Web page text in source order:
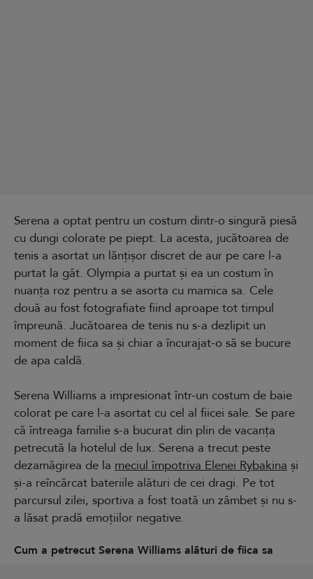
Serena a optat pentru un costum dintr-o singură piesă
cu dungi colorate pe piept. La acesta, jucătoarea de
tenis a asortat un lănțișor discret de aur pe care l-a
purtat la gât. Olympia a purtat și ea un costum în
nuanța roz pentru a se asorta cu mamica sa. Cele
două au fost fotografiate fiind aproape tot timpul
împreună. Jucătoarea de tenis nu s-a dezlipit un
moment de fiica sa și chiar a încurajat-o să se bucure
de apa caldă.
Serena Williams a impresionat într-un costum de baie
colorat pe care l-a asortat cu cel al fiicei sale. Se pare
că întreaga familie s-a bucurat din plin de vacanța
petrecută la hotelul de lux. Serena a trecut peste
dezamăgirea de la meciul împotriva Elenei Rybakina și
și-a reîncărcat bateriile alături de cei dragi. Pe tot
parcursul zilei, sportiva a fost toată un zâmbet și nu s-
a lăsat pradă emoțiilor negative.
Cum a petrecut Serena Williams alături de fiica sa